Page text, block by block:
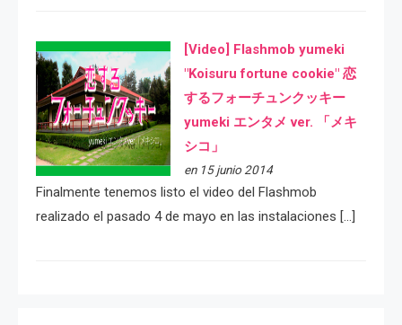
[Video] Flashmob yumeki
"Koisuru fortune cookie" 恋
するフォーチュンクッキー
yumeki エンタメ ver. 「メキ
シコ」
en 15 junio 2014
Finalmente tenemos listo el video del Flashmob
realizado el pasado 4 de mayo en las instalaciones […]